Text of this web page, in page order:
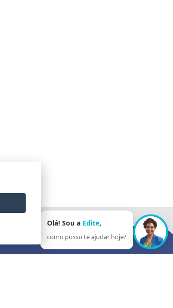
Olá! Sou a Edite,
como posso te ajudar hoje?